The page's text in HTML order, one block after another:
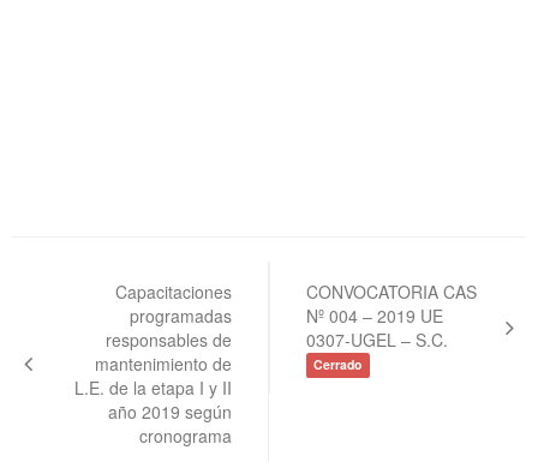
entradas
Capacitaciones
programadas
responsables de
mantenimiento de
L.E. de la etapa I y II
año 2019 según
cronograma
CONVOCATORIA CAS
Nº 004 – 2019 UE
0307-UGEL – S.C.
Cerrado